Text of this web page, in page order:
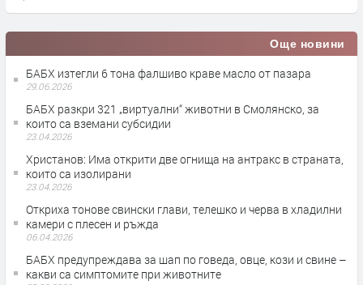
Още новини
БАБХ изтегли 6 тона фалшиво краве масло от пазара
29.06.2026
БАБХ разкри 321 „виртуални“ животни в Смолянско, за
които са вземани субсидии
23.04.2026
Христанов: Има открити две огнища на антракс в страната,
които са изолирани
23.04.2026
Откриха тонове свински глави, телешко и черва в хладилни
камери с плесен и ръжда
06.04.2026
БАБХ предупреждава за шап по говеда, овце, кози и свине –
какви са симптомите при животните